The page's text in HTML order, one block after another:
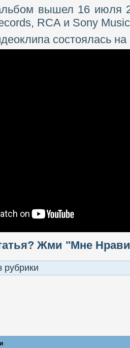
вышел 16 июля
RCA и Sony
состоялась
Жми "Мне
рубрики